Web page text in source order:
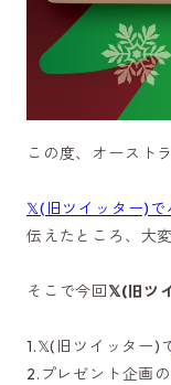
この度、オースト
𝕏(旧ツイッター)で
伝えたところ、大
そこで今回𝕏(旧ツ
1.𝕏(旧ツイッター)
2.プレゼント企画